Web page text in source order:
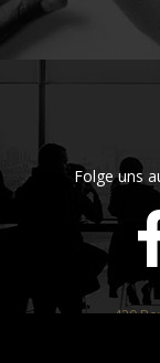
Folge uns
420